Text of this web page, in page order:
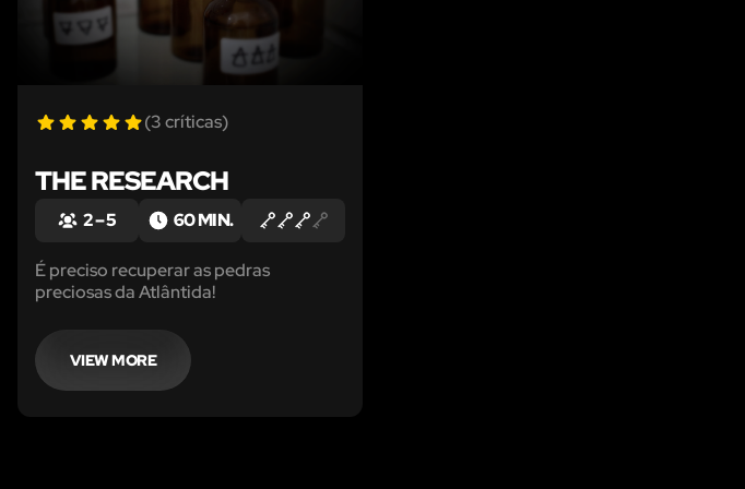
(3 críticas)
THE RESEARCH
2 – 5 60 MIN.
É preciso recuperar as pedras
preciosas da Atlântida!
VIEW MORE